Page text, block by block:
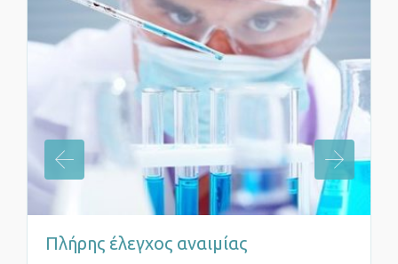
Πλήρης έλεγχος αναιμίας